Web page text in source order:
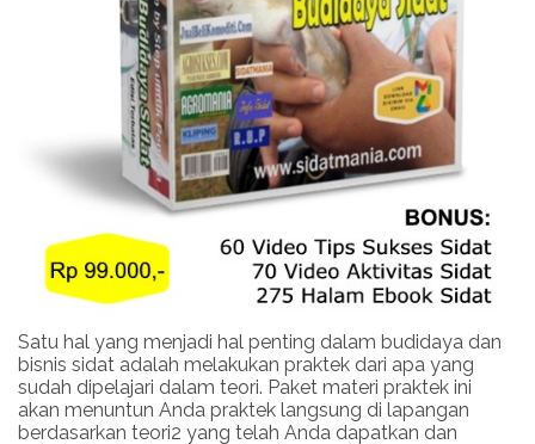
Satu hal yang menjadi hal penting dalam budidaya dan
bisnis sidat adalah melakukan praktek dari apa yang
sudah dipelajari dalam teori. Paket materi praktek ini
akan menuntun Anda praktek langsung di lapangan
berdasarkan teori2 yang telah Anda dapatkan dan